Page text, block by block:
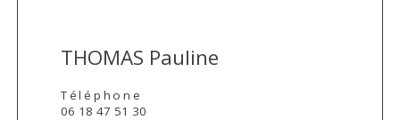
THOMAS Pauline
Téléphone
06 18 47 51 30